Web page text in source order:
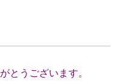
とうございます。